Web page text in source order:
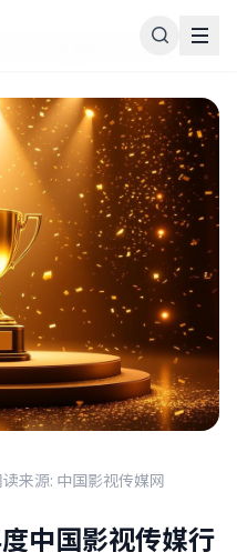
行业最具影响力品牌奖
来源: 中国影视传媒网
中国影视传媒行